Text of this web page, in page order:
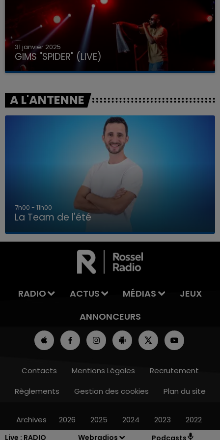
Live : RADIO Webradios Podcasts
LA TEAM DE L'ÉTÉ
31 janvier 2025
GIMS "SPIDER" (LIVE)
A L'ANTENNE
7h00 - 11h00
La Team de l'été
RADIO ACTUS MÉDIAS
JEUX
ANNONCEURS
Contacts Mentions Légales
Recrutement
Règlements
Gestion des cookies Plan du site
Archives 2026 2025 2024 2023 2022